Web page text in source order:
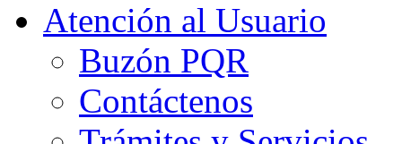
Atención al Usuario
Buzón PQR
Contáctenos